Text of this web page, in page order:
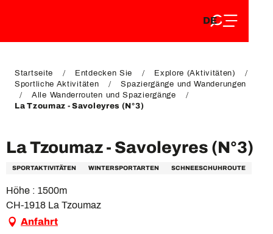
EN
DE
FR
Startseite Entdecken Sie
Explore (Aktivitäten)
Sportliche Aktivitäten
Spaziergänge und Wanderungen
Alle Wanderrouten und Spaziergänge
La Tzoumaz - Savoleyres (N°3)
La Tzoumaz - Savoleyres (N°3)
SPORTAKTIVITÄTEN WINTERSPORTARTEN SCHNEESCHUHROUTE
Höhe : 1500m
CH-1918 La Tzoumaz
Anfahrt